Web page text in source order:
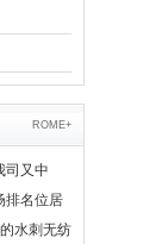
ROME+
司又中
排名位居
功！
水刺无纺